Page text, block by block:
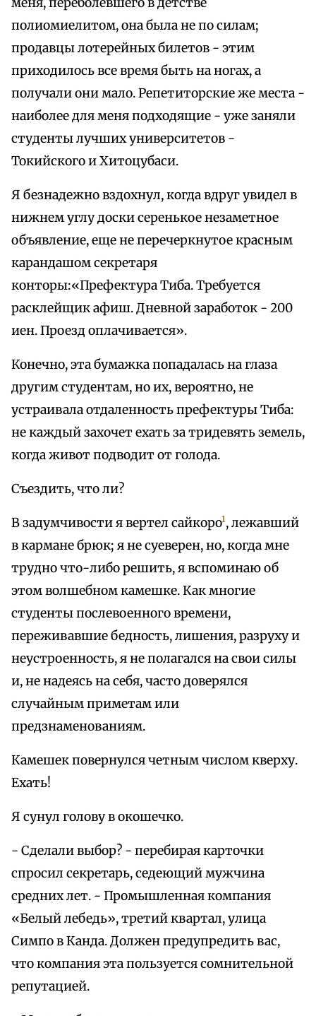
полиомиелитом, она была не по силам;
продавцы лотерейных билетов - этим
приходилось все время быть на ногах, а
получали они мало. Репетиторские же места -
наиболее для меня подходящие - уже заняли
студенты лучших университетов -
Токийского и Хитоцубаси.
Я безнадежно вздохнул, когда вдруг увидел в
нижнем углу доски серенькое незаметное
объявление, еще не перечеркнутое красным
карандашом секретаря
конторы:«Префектура Тиба. Требуется
расклейщик афиш. Дневной заработок - 200
иен. Проезд оплачивается».
Конечно, эта бумажка попадалась на глаза
другим студентам, но их, вероятно, не
устраивала отдаленность префектуры Тиба:
не каждый захочет ехать за тридевять земель,
когда живот подводит от голода.
Съездить, что ли?
В задумчивости я вертел сайкоро1, лежавший
в кармане брюк; я не суеверен, но, когда мне
трудно что-либо решить, я вспоминаю об
этом волшебном камешке. Как многие
студенты послевоенного времени,
переживавшие бедность, лишения, разруху и
неустроенность, я не полагался на свои силы
и, не надеясь на себя, часто доверялся
случайным приметам или
предзнаменованиям.
Камешек повернулся четным числом кверху.
Ехать!
Я сунул голову в окошечко.
- Сделали выбор? - перебирая карточки
спросил секретарь, седеющий мужчина
средних лет. - Промышленная компания
«Белый лебедь», третий квартал, улица
Симпо в Канда. Должен предупредить вас,
что компания эта пользуется сомнительной
репутацией.